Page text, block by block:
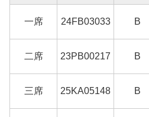
一席 24FB03033 B
二席 23PB00217 B
三席 25KA05148 B